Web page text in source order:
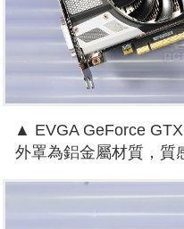
▲ EVGA GeForce
外罩為鋁金屬材質，質